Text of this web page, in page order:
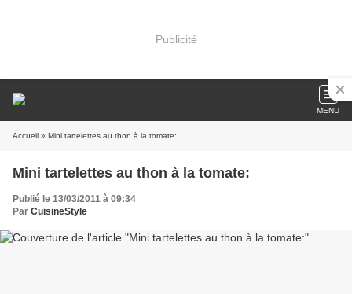
Publicité
MENU
Accueil » Mini tartelettes au thon à la tomate:
Mini tartelettes au thon à la tomate:
Publié le 13/03/2011 à 09:34
Par CuisineStyle